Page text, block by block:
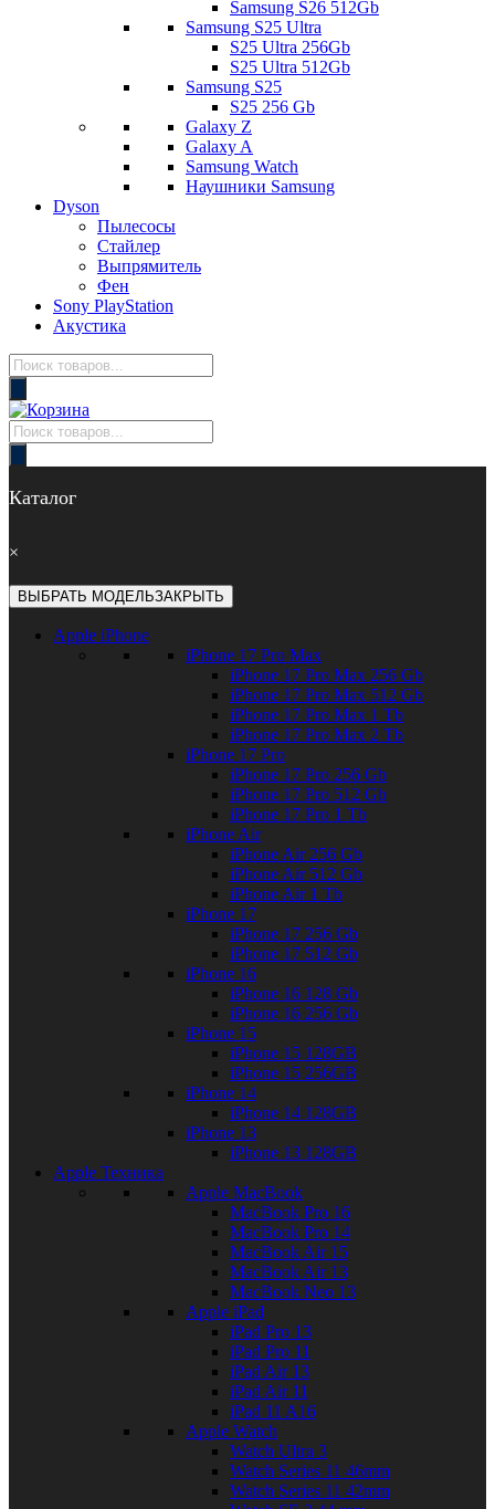
Samsung S26 512Gb
Samsung S25 Ultra
S25 Ultra 256Gb
S25 Ultra 512Gb
Samsung S25
S25 256 Gb
Galaxy Z
Galaxy A
Samsung Watch
Наушники Samsung
Dyson
Пылесосы
Стайлер
Выпрямитель
Фен
Sony PlayStation
Акустика
Поиск
товаров
Поиск
товаров
Каталог
×
ВЫБРАТЬ МОДЕЛЬЗАКРЫТЬ
Apple iPhone
iPhone 17 Pro Max
iPhone 17 Pro Max 256 Gb
iPhone 17 Pro Max 512 Gb
iPhone 17 Pro Max 1 Tb
iPhone 17 Pro Max 2 Tb
iPhone 17 Pro
iPhone 17 Pro 256 Gb
iPhone 17 Pro 512 Gb
iPhone 17 Pro 1 Tb
iPhone Air
iPhone Air 256 Gb
iPhone Air 512 Gb
iPhone Air 1 Tb
iPhone 17
iPhone 17 256 Gb
iPhone 17 512 Gb
iPhone 16
iPhone 16 128 Gb
iPhone 16 256 Gb
iPhone 15
iPhone 15 128GB
iPhone 15 256GB
iPhone 14
iPhone 14 128GB
iPhone 13
iPhone 13 128GB
Apple Техника
Apple MacBook
MacBook Pro 16
MacBook Pro 14
MacBook Air 15
MacBook Air 13
MacBook Neo 13
Apple iPad
iPad Pro 13
iPad Pro 11
iPad Air 13
iPad Air 11
iPad 11 A16
Apple Watch
Watch Ultra 3
Watch Series 11 46mm
Watch Series 11 42mm